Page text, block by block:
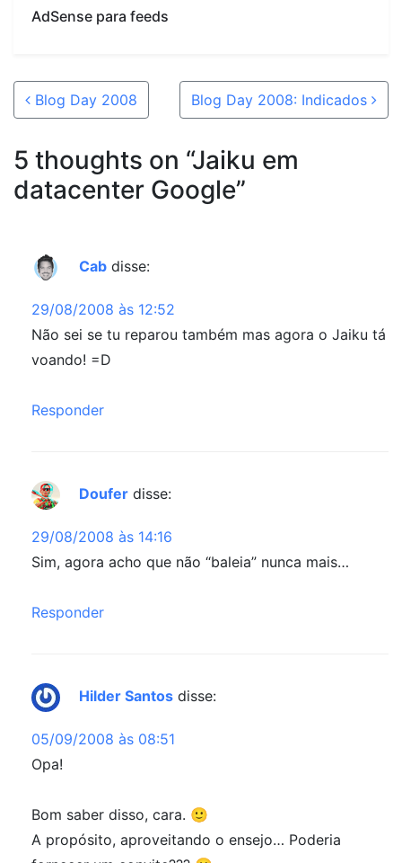
AdSense para feeds
Post navigation
Blog Day 2008 Blog Day 2008: Indicados
5 thoughts on “Jaiku em
datacenter Google”
Cab disse:
29/08/2008 às 12:52
Não sei se tu reparou também mas agora o Jaiku tá
voando! =D
Responder
Doufer disse:
29/08/2008 às 14:16
Sim, agora acho que não “baleia” nunca mais…
Responder
Hilder Santos disse:
05/09/2008 às 08:51
Opa!
Bom saber disso, cara. 🙂
A propósito, aproveitando o ensejo… Poderia